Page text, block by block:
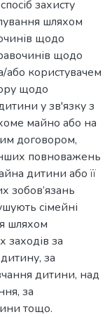
захисту
шляхом
щодо
щодо
або користувачем
щодо
у зв'язку з
майно або на
договором,
повноважень
дитини або її
зобов’язань
сімейні
шляхом
заходів за
за
дитини, над
за
тощо.